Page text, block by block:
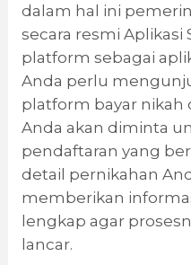
dalam hal ini
secara resmi Aplikasi
platform sebagai
Anda perlu
platform bayar nikah
Anda akan diminta
pendaftaran yang
detail pernikahan
memberikan
lengkap agar
lancar.